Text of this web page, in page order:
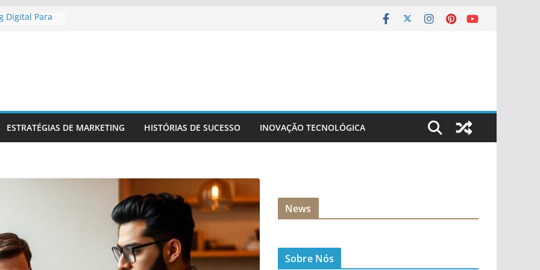
Digital Para
Sua Marca
ESTRATÉGIAS DE MARKETING HISTÓRIAS DE SUCESSO INOVAÇÃO TECNOLÓGICA
News
Sobre Nós